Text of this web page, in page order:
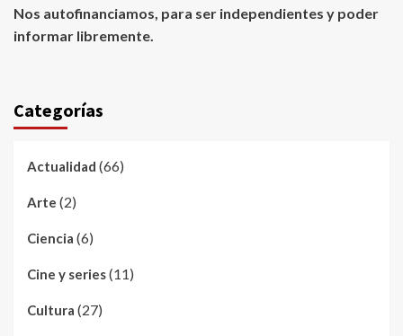
Nos autofinanciamos, para ser independientes y poder
informar libremente.
Categorías
Actualidad (66)
Arte (2)
Ciencia (6)
Cine y series(11)
Cultura (27)